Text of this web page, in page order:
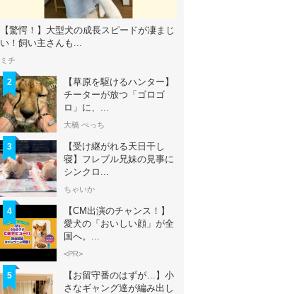
【驚愕！】大型犬の成長スピードが凄まじ
い！飼い主さんも...
ミチ
2
【草原を駆けるハンター】
チーターが放つ「ゴロゴ
ロ」に、...
大橋 ぺっち
3
【受け継がれる天日干し
寝】フレブル兄妹の見事に
シンクロ...
ちゃいか
4
【CM出演のチャンス！】
愛犬の「おいしい顔」が全
国へ。...
<PR>
5
【お留守番のはずが…】小
さなギャング達が編み出し